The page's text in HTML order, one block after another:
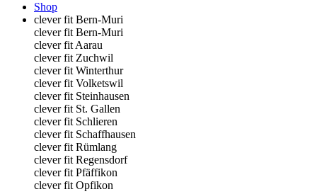
Shop
clever fit Bern-Muri
clever fit Bern-Muri
clever fit Aarau
clever fit Zuchwil
clever fit Winterthur
clever fit Volketswil
clever fit Steinhausen
clever fit St. Gallen
clever fit Schlieren
clever fit Schaffhausen
clever fit Rümlang
clever fit Regensdorf
clever fit Pfäffikon
clever fit Opfikon